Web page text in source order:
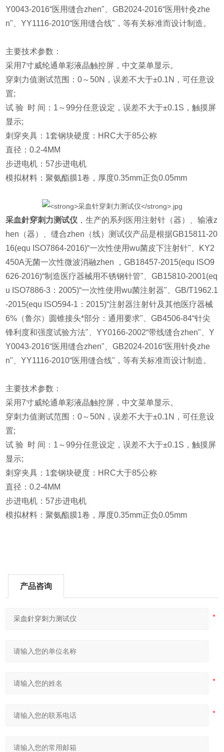
Y0043-2016“医用缝合zhen"、GB2024-2016“医用针灸zhe
n"、YY1116-2010“医用缝合线"，等有关标准而设计制造。
主要技术参数：
采用7寸威纶通单彩液晶触控屏，中文菜单显示。
穿刺力值测试范围：0～50N，误差不大于±0.1N，可任意设
置;
试 验 时 间：1～99分任意设定，误差不大于±0.1S，触摸屏
显示;
刺穿夹具：1套钢块硬度：HRC大于85公称
直径：0.2-4MM
步进电机：57步进电机
模拟材料：聚氨酯膜1卷，厚度0.35mm正负0.05mm
采血針穿刺力测试仪 ，生产的系列医用注射针（器）、输液z
hen（器）、缝合zhen（线）测试仪产品是根据GB15811-20
16(equ ISO7864-2016)“一次性使用wu菌皮下注射针"、KY2
450A无菌一次性微波消融zhen ，GB18457-2015(equ ISO9
626-2016)“制造医疗器械用不锈钢针管"、GB15810-2001(eq
u ISO7886-3：2005)“一次性使用wu菌注射器"、GB/T1962.1
-2015(equ ISO594-1：2015)“注射器注射针及其他医疗器械
6%（鲁尔）圆锥接头*部分：通用要求"、GB4506-84“针尖
锋利度和强度试验方法"、YY0166-2002“带线缝合zhen"、Y
Y0043-2016“医用缝合zhen"、GB2024-2016“医用针灸zhe
n"、YY1116-2010“医用缝合线"，等有关标准而设计制造。
主要技术参数：
采用7寸威纶通单彩液晶触控屏，中文菜单显示。
穿刺力值测试范围：0～50N，误差不大于±0.1N，可任意设
置;
试 验 时 间：1～99分任意设定，误差不大于±0.1S，触摸屏
显示;
刺穿夹具：1套钢块硬度：HRC大于85公称
直径：0.2-4MM
步进电机：57步进电机
模拟材料：聚氨酯膜1卷，厚度0.35mm正负0.05mm
产品咨询